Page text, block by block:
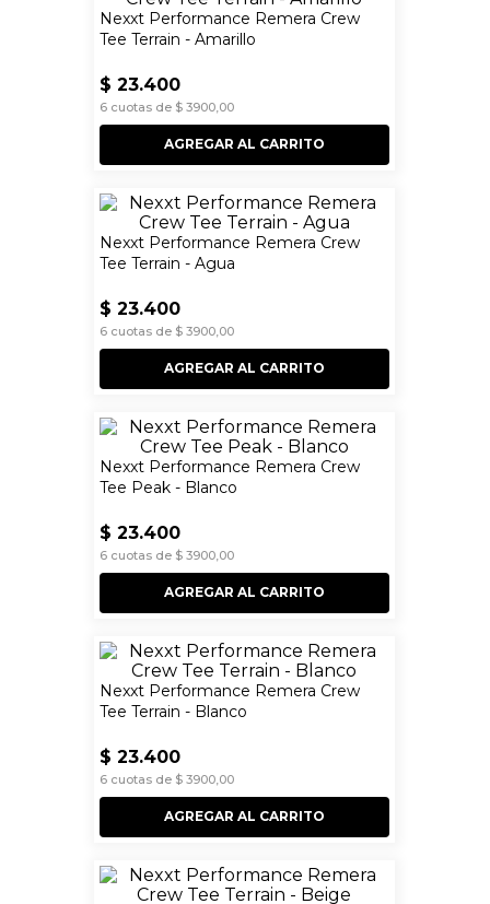
Nexxt Performance Remera Crew
Tee Terrain - Amarillo
$ 23.400
6cuotas de $ 3900, 00
AGREGAR AL CARRITO
Nexxt Performance Remera Crew
Tee Terrain - Agua
$ 23.400
6cuotas de $ 3900,00
AGREGAR AL CARRITO
Nexxt Performance Remera Crew
Tee Peak - Blanco
$ 23.400
6cuotas de $ 3900,00
AGREGAR AL CARRITO
Nexxt Performance Remera Crew
Tee Terrain - Blanco
$ 23.400
6cuotas de $ 3900,00
AGREGAR AL CARRITO